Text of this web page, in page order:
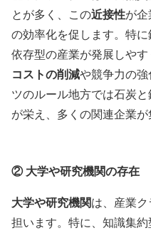
とが多く、この近接性が企
の効率化を促します。特
依存型の産業が発展しや
コストの削減や競争力の強
ツのルール地方では石炭
が栄え、多くの関連企業が
② 大学や研究機関の存在
大学や研究機関は、産業
担います。特に、知識集